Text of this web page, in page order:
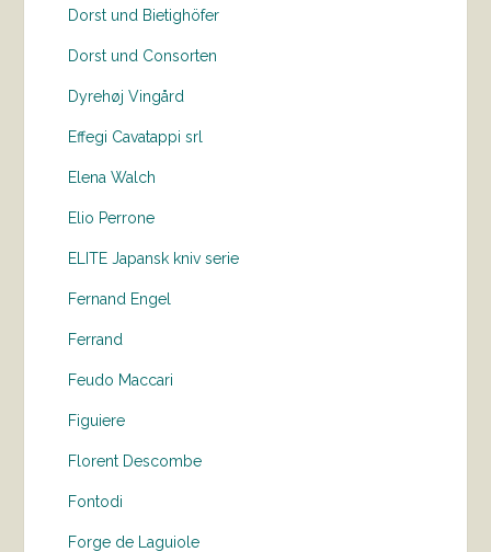
Dorst und Bietighöfer
Dorst und Consorten
Dyrehøj Vingård
Effegi Cavatappi srl
Elena Walch
Elio Perrone
ELITE Japansk kniv serie
Fernand Engel
Ferrand
Feudo Maccari
Figuiere
Florent Descombe
Fontodi
Forge de Laguiole